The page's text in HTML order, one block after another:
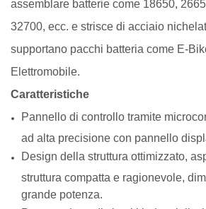
assemblare batterie come 18650,
32700, ecc. e strisce di acciaio
supportano pacchi batteria come E-
Elettromobile.
Caratteristiche
Pannello di controllo tramite
ad alta precisione con pannello
Design della struttura ottimizzato,
struttura compatta e ragionevole,
grande potenza.